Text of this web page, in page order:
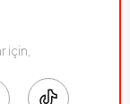
için,